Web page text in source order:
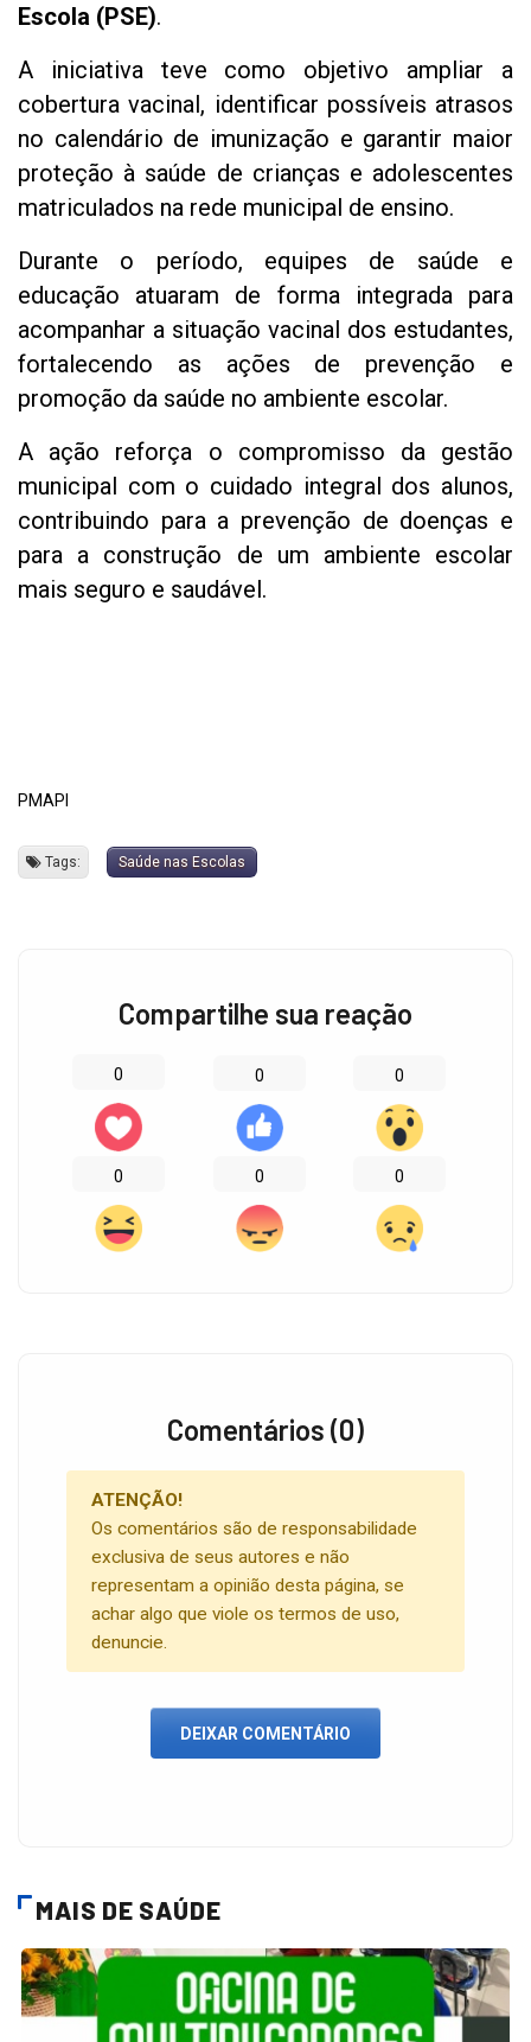
Escola (PSE).
A iniciativa teve como objetivo ampliar a
cobertura vacinal, identificar possíveis atrasos
no calendário de imunização e garantir maior
proteção à saúde de crianças e adolescentes
matriculados na rede municipal de ensino.
Durante o período, equipes de saúde e
educação atuaram de forma integrada para
acompanhar a situação vacinal dos estudantes,
fortalecendo as ações de prevenção e
promoção da saúde no ambiente escolar.
A ação reforça o compromisso da gestão
municipal com o cuidado integral dos alunos,
contribuindo para a prevenção de doenças e
para a construção de um ambiente escolar
mais seguro e saudável.
PMAPI
Tags: Saúde nas Escolas
Compartilhe sua reação
0 0 0
0 0 0
Comentários (0)
ATENÇÃO!
Os comentários são de responsabilidade
exclusiva de seus autores e não
representam a opinião desta página, se
achar algo que viole os termos de uso,
denuncie.
DEIXAR COMENTÁRIO
MAIS DE SAÚDE